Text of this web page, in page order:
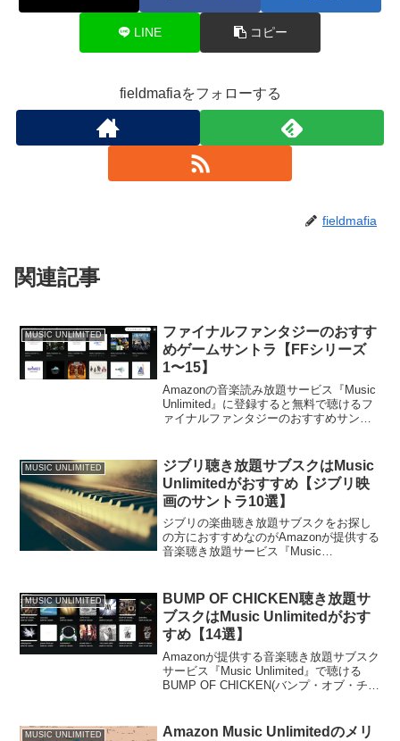
LINE コピー
fieldmafiaをフォローする
fieldmafia
関連記事
MUSIC UNLIMITED
ファイナルファンタジーのおすす
めゲームサントラ【FFシリーズ
1〜15】
Amazonの音楽読み放題サービス『Music
Unlimited』に登録すると無料で聴けるフ
ァイナルファンタジーのおすすめサント
ートし、いつで...
MUSIC UNLIMITED
ジブリ聴き放題サブスクはMusic
Unlimitedがおすすめ【ジブリ映
画のサントラ10選】
ジブリの楽曲聴き放題サブスクをお探し
の方におすすめなのがAmazonが提供する
音楽聴き放題サービス『Music
り、1億曲以上が聴き放題になりま...
MUSIC UNLIMITED
BUMP OF CHICKEN聴き放題サ
ブスクはMusic Unlimitedがおす
すめ【14選】
Amazonが提供する音楽聴き放題サブスク
サービス『Music Unlimited』で聴ける
BUMP OF CHICKEN(バンプ・オブ・チキ
る...
MUSIC UNLIMITED
Amazon Music Unlimitedのメリ